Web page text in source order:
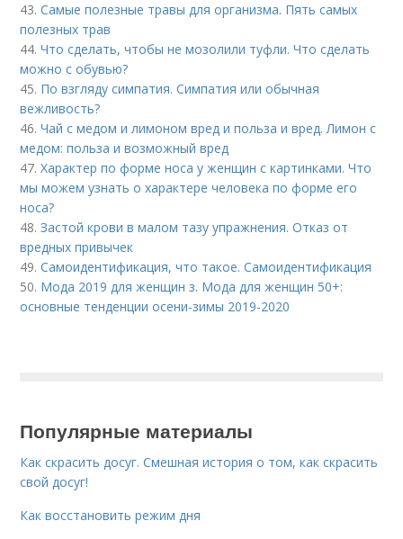
43.Самые полезные травы для организма. Пять самых
полезных трав
44.Что сделать, чтобы не мозолили туфли. Что сделать
можно с обувью?
45. По взгляду симпатия. Симпатия или обычная
вежливость?
46.Чай с медом и лимоном вред и польза и вред. Лимон с
медом: польза и возможный вред
47.Характер по форме носа у женщин с картинками. Что
мы можем узнать о характере человека по форме его
носа?
48.Застой крови в малом тазу упражнения. Отказ от
вредных привычек
49.Самоидентификация, что такое. Самоидентификация
50. Мода 2019 для женщин з. Мода для женщин 50+:
основные тенденции осени-зимы 2019-2020
Популярные материалы
Как скрасить досуг. Смешная история о том, как скрасить
свой досуг!
Как восстановить режим дня